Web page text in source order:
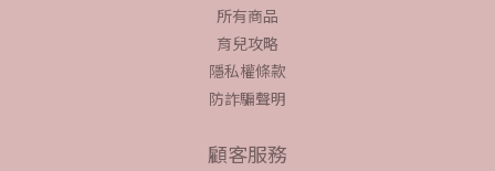
所有商品
育兒攻略
隱私權條款
防詐騙聲明
顧客服務